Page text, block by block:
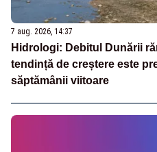
7 aug. 2026, 14:37
Hidrologi: Debitul Dunării
tendință de creștere este
săptămânii viitoare